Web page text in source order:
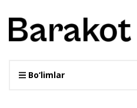
Bo‘limlar